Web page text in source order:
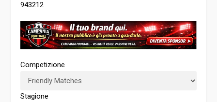
943212
Competizione
Stagione